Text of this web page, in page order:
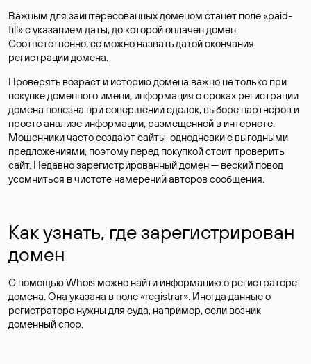
Важным для заинтересованных доменом станет поле «paid-
till» с указанием даты, до которой оплачен домен.
Соответственно, ее можно назвать датой окончания
регистрации домена.
Проверять возраст и историю домена важно не только при
покупке доменного имени, информация о сроках регистрации
домена полезна при совершении сделок, выборе партнеров и
просто анализе информации, размещенной в интернете.
Мошенники часто создают сайты-однодневки с выгодными
предложениями, поэтому перед покупкой стоит проверить
сайт. Недавно зарегистрированный домен — веский повод
усомниться в чистоте намерений авторов сообщения.
Как узнать, где зарегистрирован
домен
С помощью Whois можно найти информацию о регистраторе
домена. Она указана в поле «registrar». Иногда данные о
регистраторе нужны для суда, например, если возник
доменный спор.